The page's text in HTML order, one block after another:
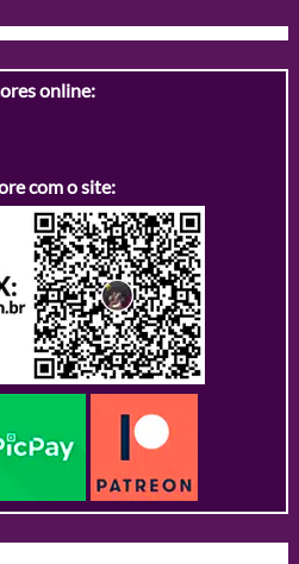
online:
com o site: